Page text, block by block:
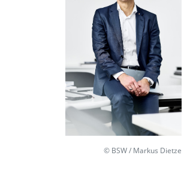
© BSW / Markus Dietze